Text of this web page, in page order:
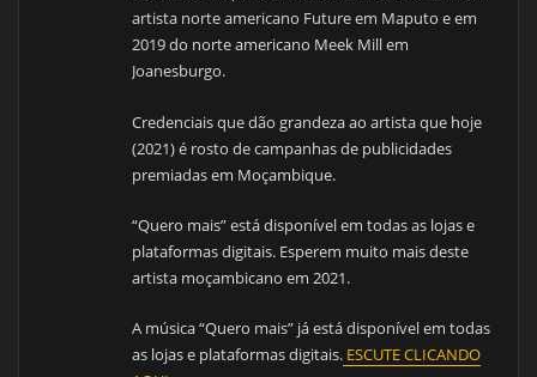
artista norte americano Future em Maputo e em
2019 do norte americano Meek Mill em
Joanesburgo.
Credenciais que dão grandeza ao artista que hoje
(2021) é rosto de campanhas de publicidades
premiadas em Moçambique.
“Quero mais” está disponível em todas as lojas e
plataformas digitais. Esperem muito mais deste
artista moçambicano em 2021.
A música “Quero mais” já está disponível em todas
as lojas e plataformas digitais. ESCUTE CLICANDO